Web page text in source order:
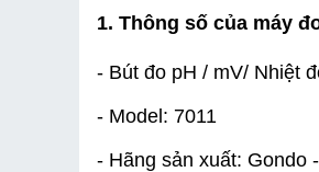
1. Thông số của máy
- Bút đo pH / mV/ Nhiệt
- Model: 7011
- Hãng sản xuất: Gondo